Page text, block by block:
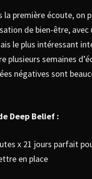
la première écoute, on
de bien-être, avec
le plus intéressant
plusieurs semaines
négatives sont
Deep Belief :
x 21 jours parfait
en place